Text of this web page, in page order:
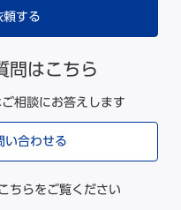
頼する
問はこちら
相談にお答えします
い合わせる
ちらをご覧ください